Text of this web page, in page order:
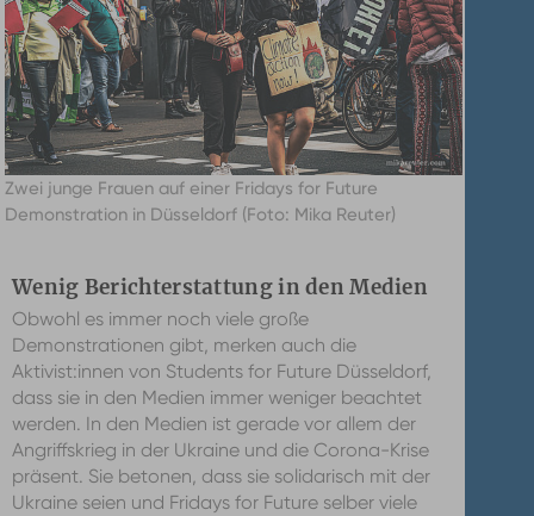
Zwei junge Frauen auf einer Fridays for Future
Demonstration in Düsseldorf (Foto: Mika Reuter)
Wenig Berichterstattung in den Medien
Obwohl es immer noch viele große
Demonstrationen gibt, merken auch die
Aktivist:innen von Students for Future Düsseldorf,
dass sie in den Medien immer weniger beachtet
werden. In den Medien ist gerade vor allem der
Angriffskrieg in der Ukraine und die Corona-Krise
präsent. Sie betonen, dass sie solidarisch mit der
Ukraine seien und Fridays for Future selber viele